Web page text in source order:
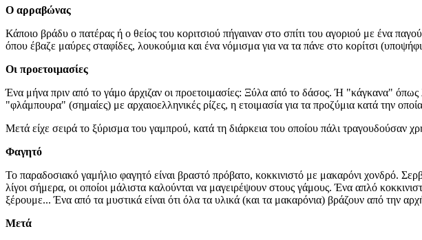
Ο αρραβώνας
Κάποιο βράδυ ο πατέρας ή ο θείος του κοριτσιού πήγαιναν στο σπίτι του αγοριού με ένα
όπου έβαζε μαύρες σταφίδες, λουκούμια και ένα νόμισμα για να τα πάνε στο κορίτσι
Οι προετοιμασίες
Ένα μήνα πριν από το γάμο άρχιζαν οι προετοιμασίες: Ξύλα από το δάσος. Ή "κάγκανα"
"φλάμπουρα" (σημαίες) με αρχαιοελληνικές ρίζες, η ετοιμασία για τα προζύμια κατά την
Μετά είχε σειρά το ξύρισμα του γαμπρού, κατά τη διάρκεια του οποίου πάλι τραγουδούσαν
Φαγητό
Το παραδοσιακό γαμήλιο φαγητό είναι βραστό πρόβατο, κοκκινιστό με μακαρόνι χονδρό.
λίγοι σήμερα, οι οποίοι μάλιστα καλούνται να μαγειρέψουν στους γάμους. Ένα απλό
ξέρουμε... Ένα από τα μυστικά είναι ότι όλα τα υλικά (και τα μακαρόνια) βράζουν από την
Μετά